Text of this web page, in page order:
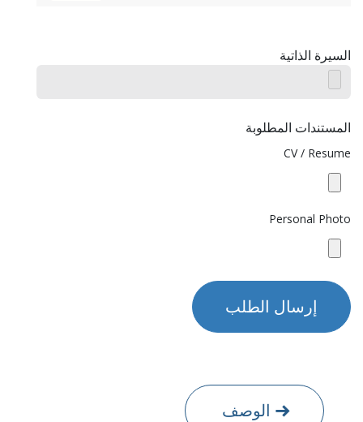
السيرة الذاتية
المستندات المطلوبة
CV / Resume
Personal Photo
إرسال الطلب
الوصف